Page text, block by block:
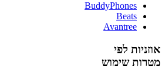
BuddyPhones
Beats
Avantree
אוזניות לפי
מטרות שימוש